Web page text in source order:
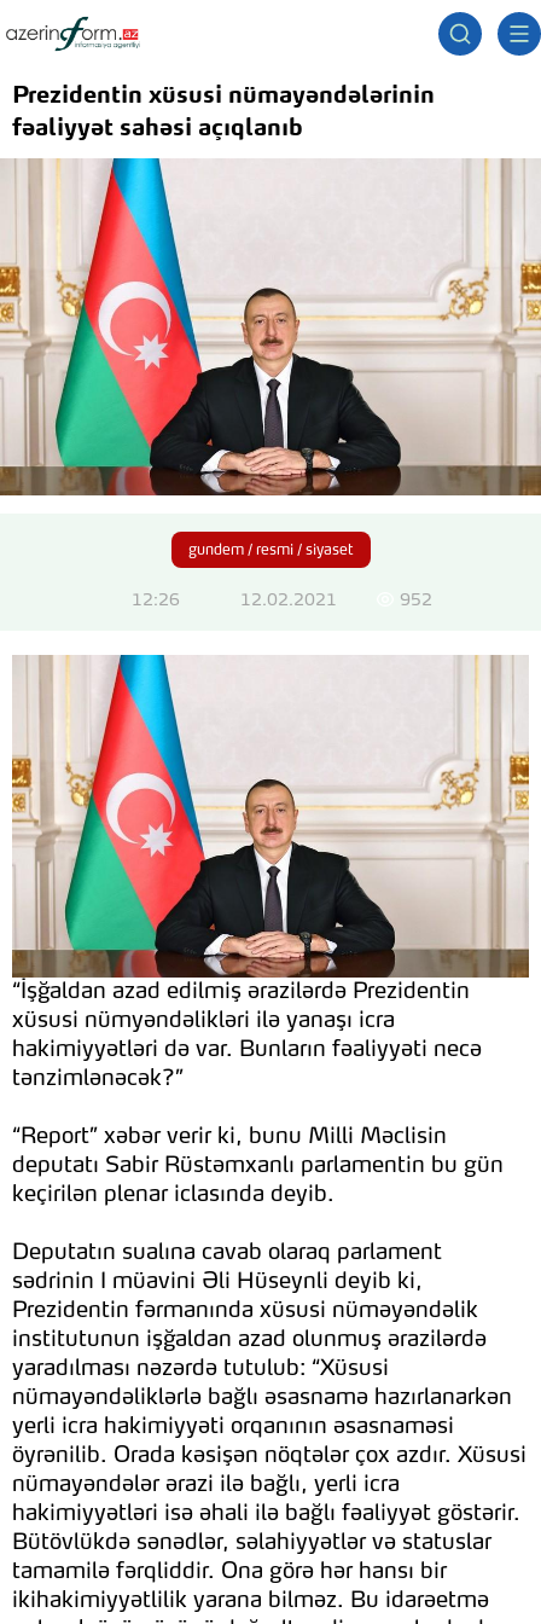
Prezidentin xüsusi nümayəndələrinin
fəaliyyət sahəsi açıqlanıb
gundem / resmi / siyaset
12:26 12.02.2021 952
“İşğaldan azad edilmiş ərazilərdə Prezidentin
xüsusi nümyəndəlikləri ilə yanaşı icra
hakimiyyətləri də var. Bunların fəaliyyəti necə
tənzimlənəcək?”
“Report” xəbər verir ki, bunu Milli Məclisin
deputatı Sabir Rüstəmxanlı parlamentin bu gün
keçirilən plenar iclasında deyib.
Deputatın sualına cavab olaraq parlament
sədrinin I müavini Əli Hüseynli deyib ki,
Prezidentin fərmanında xüsusi nüməyəndəlik
institutunun işğaldan azad olunmuş ərazilərdə
yaradılması nəzərdə tutulub: “Xüsusi
nümayəndəliklərlə bağlı əsasnamə hazırlanarkən
yerli icra hakimiyyəti orqanının əsasnaməsi
öyrənilib. Orada kəsişən nöqtələr çox azdır. Xüsusi
nümayəndələr ərazi ilə bağlı, yerli icra
hakimiyyətləri isə əhali ilə bağlı fəaliyyət göstərir.
Bütövlükdə sənədlər, səlahiyyətlər və statuslar
tamamilə fərqliddir. Ona görə hər hansı bir
ikihakimiyyətlilik yarana bilməz. Bu idarəetmə